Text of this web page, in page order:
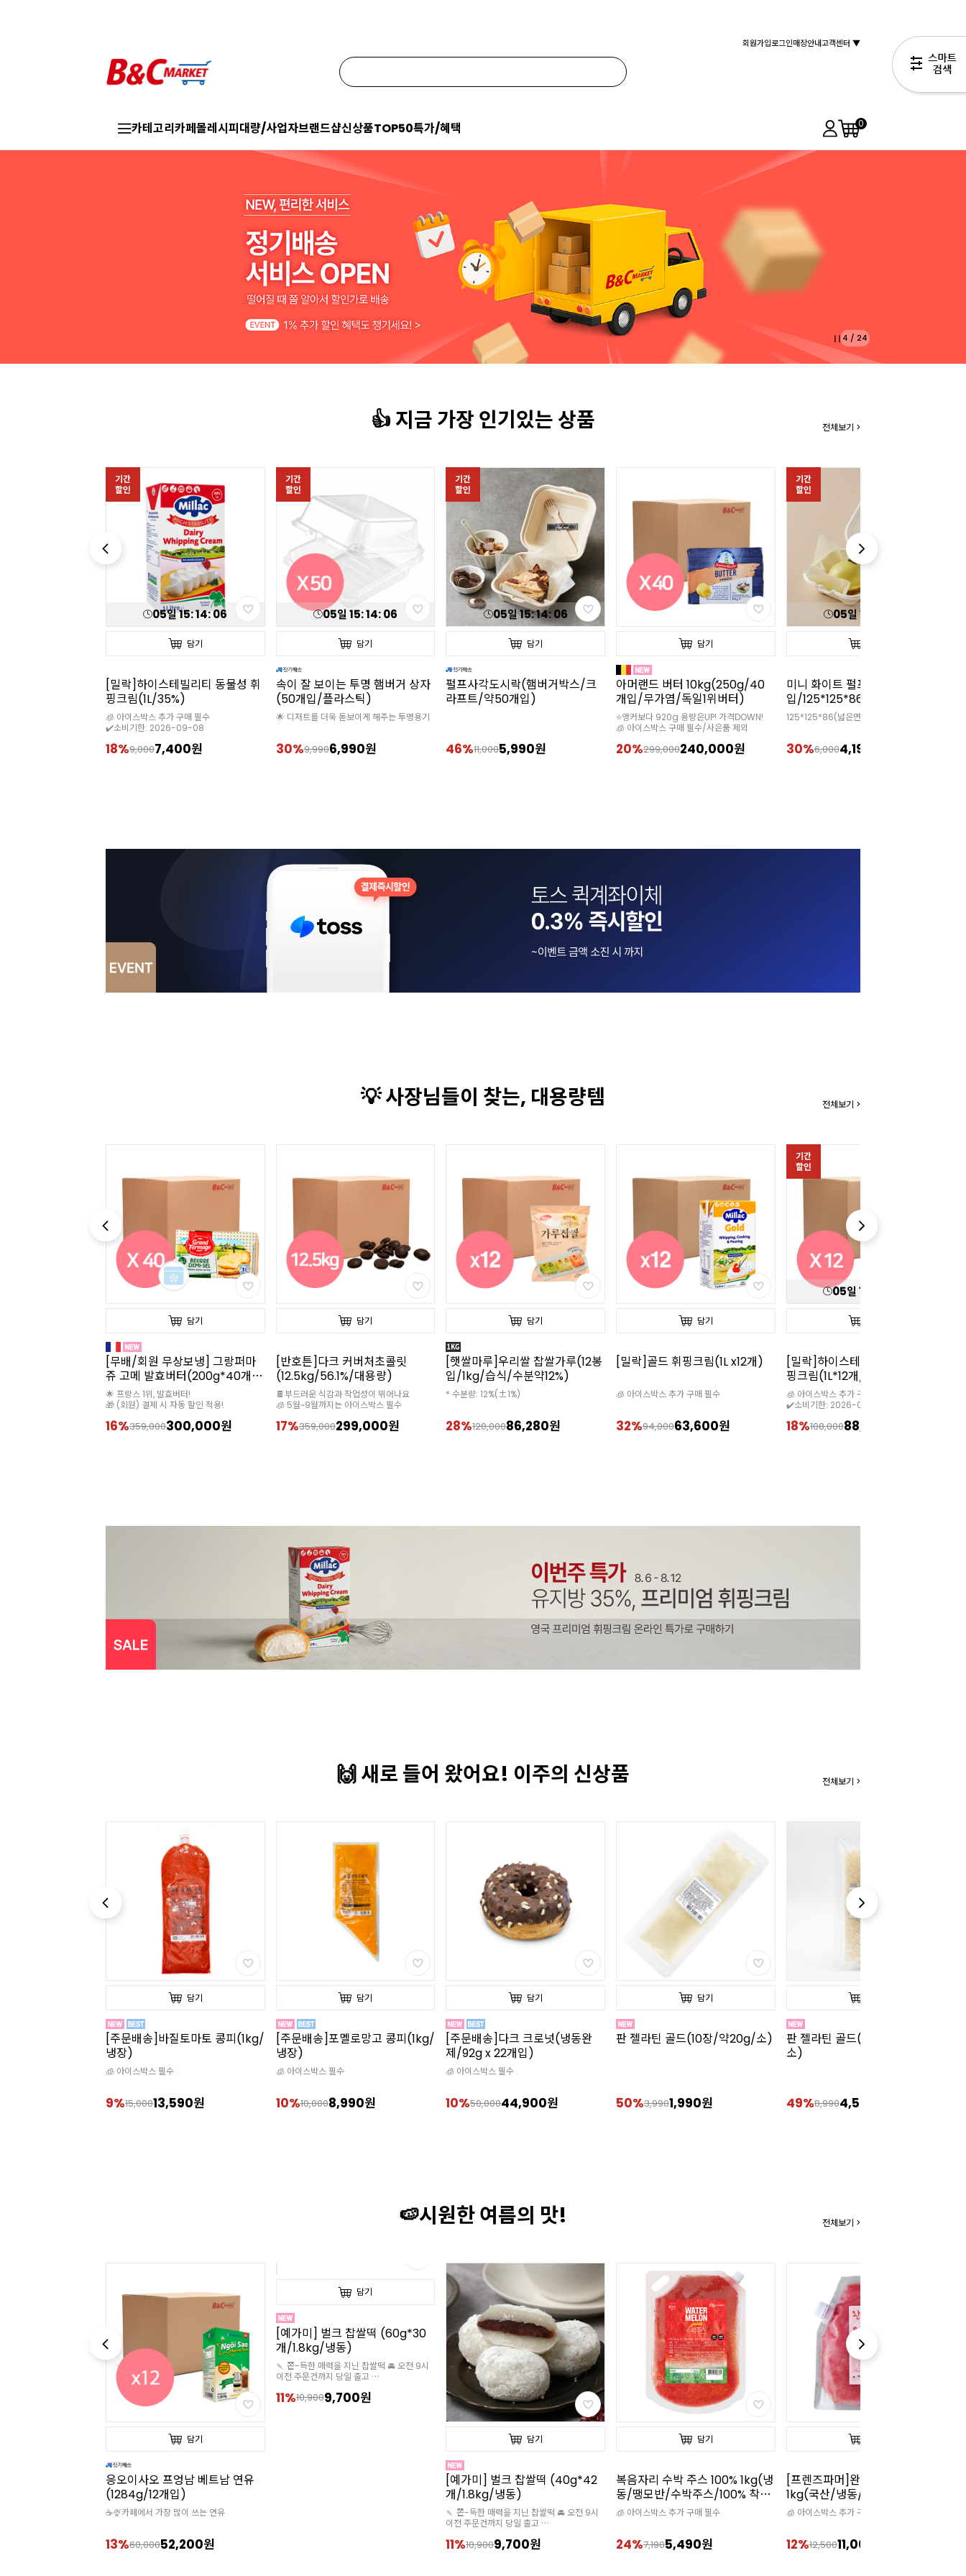
회원가입로그인매장안내고객센터 ▼
카테고리카페몰레시피대량/사업자브랜드샵신상품TOP50특가/혜택 0
4 / 24
👍 지금 가장 인기있는 상품 전체보기 >
기간
할인
05일15:14:04
담기
[밀락]하이스테빌리티 동물성 휘
핑크림(1L/35%)
🧊 아이스박스 추가 구매 필수
✔️소비기한: 2026-09-08
18%9,0007,400원
기간
할인
05일 15:14:04
담기
속이 잘 보이는 투명 햄버거 상자
(50개입/플라스틱)
🌟 디저트를 더욱 돋보이게 해주는 투명용기
30%9,9906,990원
기간
할인
05일15:14:04
담기
펄프사각도시락(햄버거박스/크
라프트/약50개입)
46%11,0005,990원
담기
아머랜드 버터 10kg(250g/40
개입/무가염/독일1위버터)
⭐앵커보다 920g 용량은UP! 가격DOWN!
🧊 아이스박스 구매 필수/사은품 제외
20%299,000240,000원
기간
할인
05일15
미니 화이트 펄프 도시락 (50개
입/125*125*86)
125*125*86(넓은면)/75*75*86(바닥면)
30%6,0004,190원
💡 사장님들이 찾는, 대용량템 전체보기 >
담기
[무배/회원 무상보냉] 그랑퍼마
쥬 고메 발효버터(200g*40개
입/가염/냉동/프랑스)
🌟 프랑스 1위, 발효버터!
🎁 (회원) 결제 시 자동 할인 적용!
16%359,000300,000원
담기
[반호튼]다크 커버처초콜릿
(12.5kg/56.1%/대용량)
🍫부드러운 식감과 작업성이 뛰어나요
🧊 5월~9월까지는 아이스박스 필수
17%359,000299,000원
담기
[햇쌀마루]우리쌀 찹쌀가루(12봉
입/1kg/습식/수분약12%)
* 수분량: 12%(±1%)
28%120,00086,280원
담기
[밀락]골드 휘핑크림(1L x12개)
🧊 아이스박스 추가 구매 필수
32%94,00063,600원
기간
할인
05일15
[밀락]하이스테빌리티 동물성 휘
핑크림(1L*12개/35%)
🧊 아이스박스 추가 구매 필수
✔️소비기한: 2026-09-08
18%108,00088,800원
🙌 새로 들어 왔어요! 이주의 신상품 전체보기 >
담기
[주문배송]바질토마토 콩피(1kg/
냉장)
🧊 아이스박스 필수
9%15,00013,590원
담기
[주문배송]포멜로망고 콩피(1kg/
냉장)
🧊 아이스박스 필수
10%10,0008,990원
담기
[주문배송]다크 크로넛(냉동완
제/92g x 22개입)
🧊 아이스박스 필수
10%50,00044,900원
담기
판 젤라틴 골드(10장/약20g/소)
50%3,9901,990원
판 젤라틴 골드(50장/약100g/
소)
49%8,9904,590원
🍉시원한 여름의 맛! 전체보기 >
담기
응오이사오 프엉남 베트남 연유
(1284g/12개입)
☕🍨카페에서 가장 많이 쓰는 연유
13%60,00052,200원
담기
[예가미] 벌크 찹쌀떡 (40g*42
개/1.8kg/냉동)
🍡 쫀-득한 매력을 지닌 찹쌀떡 🚘 오전 9시
이전 주문건까지 당일 출고
11%10,9009,700원
담기
복음자리 수박 주스 100% 1kg(냉
동/땡모반/수박주스/100% 착
즙)
🧊 아이스박스 추가 구매 필수
24%7,1905,490원
[프렌즈파머]완벽한 수박 100%
1kg(국산/냉동/땡모반/100%착
즙)
🧊 아이스박스 추가 구매 필수
12%12,50011,000원